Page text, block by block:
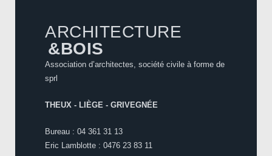
ARCHITECTURE
&BOIS
Association d’architectes, société civile à forme de
sprl
THEUX - LIÈGE - GRIVEGNÉE
Bureau : 04 361 31 13
Eric Lamblotte : 0476 23 83 11